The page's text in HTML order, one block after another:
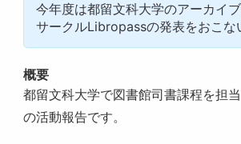
今年度は都留文科大学のアーカイ
サークルLibropassの発表をおこな
概要
都留文科大学で図書館司書課程を担
の活動報告です。